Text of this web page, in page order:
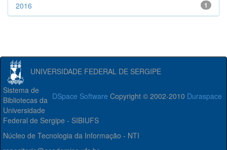
1
2016
UNIVERSIDADE FEDERAL DE SERGIPE
DSpace Software Copyright © 2002-2010 Duraspace
Sistema de
Bibliotecas da
Universidade
Federal de Sergipe - SIBIUFS
Núcleo de Tecnologia da Informação - NTI